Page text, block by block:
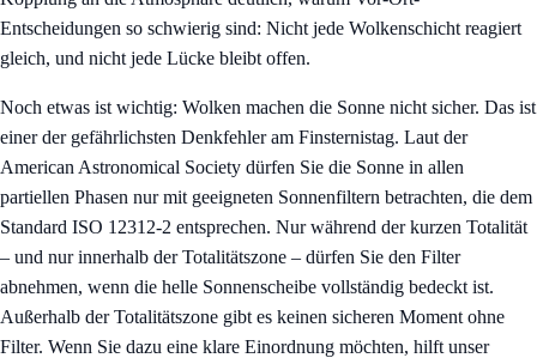
Entscheidungen so schwierig sind: Nicht jede Wolkenschicht reagiert
gleich, und nicht jede Lücke bleibt offen.
Noch etwas ist wichtig: Wolken machen die Sonne nicht sicher. Das ist
einer der gefährlichsten Denkfehler am Finsternistag. Laut der
American Astronomical Society dürfen Sie die Sonne in allen
partiellen Phasen nur mit geeigneten Sonnenfiltern betrachten, die dem
Standard ISO 12312-2 entsprechen. Nur während der kurzen Totalität
– und nur innerhalb der Totalitätszone – dürfen Sie den Filter
abnehmen, wenn die helle Sonnenscheibe vollständig bedeckt ist.
Außerhalb der Totalitätszone gibt es keinen sicheren Moment ohne
Filter. Wenn Sie dazu eine klare Einordnung möchten, hilft unser